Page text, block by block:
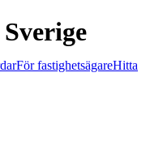
För fastighetsägareHitta